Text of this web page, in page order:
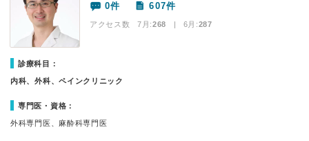
0件 607件
アクセス数 7月:268 | 6月:287
診療科目：
内科、外科、ペインクリニック
専門医・資格：
外科専門医、麻酔科専門医